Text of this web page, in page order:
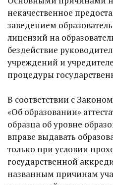
некачественное
заведением
лицензий на
бездействие
учреждений и
процедуры
В соответствии с
«Об образовании»
образца об уровне
вправе выдавать
только при условии
государственной
названным причинам